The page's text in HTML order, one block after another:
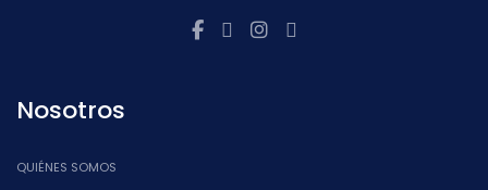
Nosotros
QUIÉNES SOMOS